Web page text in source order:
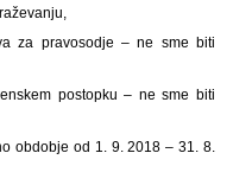
za pravosodje – ne sme biti
postopku – ne sme biti
obdobje od 1. 9. 2018 – 31. 8.